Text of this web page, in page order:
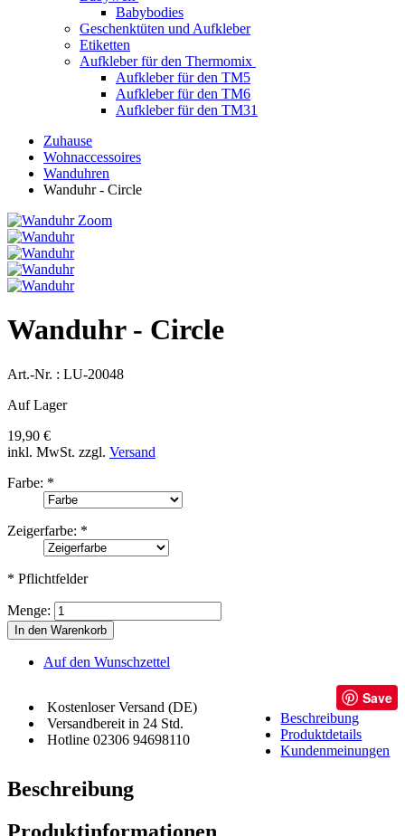
Babybodies
Geschenktüten und Aufkleber
Etiketten
Aufkleber für den Thermomix
Aufkleber für den TM5
Aufkleber für den TM6
Aufkleber für den TM31
Zuhause
Wohnaccessoires
Wanduhren
Wanduhr - Circle
Zoom
Wanduhr - Circle
Art.-Nr. : LU-20048
Auf Lager
19,90 €
inkl. MwSt. zzgl. Versand
Farbe: *
Zeigerfarbe: *
* Pflichtfelder
Menge:
In den Warenkorb
Auf den Wunschzettel
Kostenloser Versand (DE)
Versandbereit in 24 Std.
Hotline 02306 94698110
Save
Beschreibung
Produktdetails
Kundenmeinungen
Beschreibung
Produktinformationen